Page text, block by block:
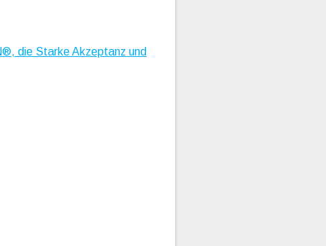
die Starke Akzeptanz und